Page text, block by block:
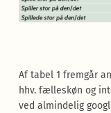
Af tabel 1 fremgår
hhv. fælleskøn og
ved almindelig